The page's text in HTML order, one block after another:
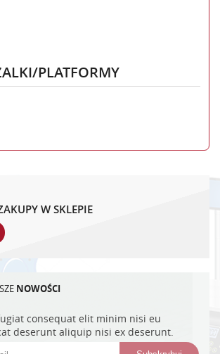
PLATFORMY
W SKLEPIE
NOWOŚCI
consequat elit minim nisi eu
deserunt aliquip nisi ex deserunt.